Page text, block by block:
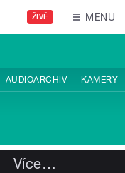
ŽIVĚ MENU
AUDIOARCHIV KAMERY
Více…